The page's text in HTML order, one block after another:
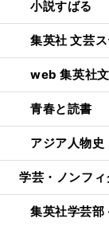
小説すばる
集英社 文芸
web 集英社
青春と読書
アジア人物史
学芸・ノンフ
集英社学芸部